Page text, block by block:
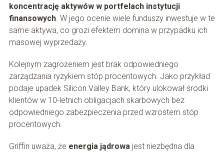
koncentrację aktywów w portfelach instytucji
finansowych. W jego ocenie wiele funduszy inwestuje w te
same aktywa, co grozi efektem domina w przypadku ich
masowej wyprzedaży.
Kolejnym zagrożeniem jest brak odpowiedniego
zarządzania ryzykiem stóp procentowych. Jako przykład
podaje upadek Silicon Valley Bank, który ulokował środki
klientów w 10-letnich obligacjach skarbowych bez
odpowiedniego zabezpieczenia przed wzrostem stóp
procentowych.
Griffin uważa, że energia jądrowajest niezbędna dla